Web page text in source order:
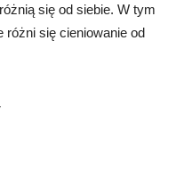
się od siebie. W tym
różni się cieniowanie od